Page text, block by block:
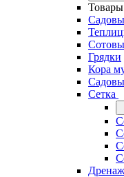
Грядки
Кора
Сетка
Дренаж